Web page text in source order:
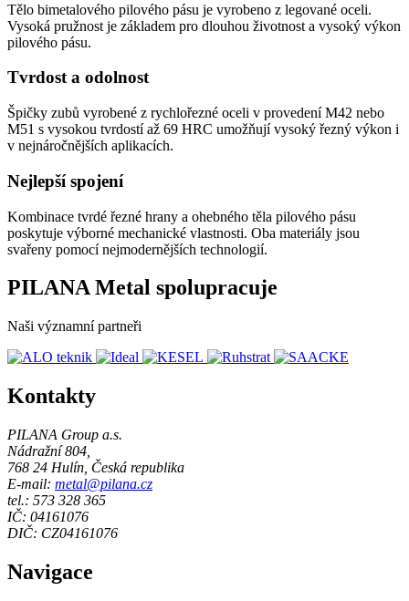
Tělo bimetalového pilového pásu je vyrobeno z legované oceli.
Vysoká pružnost je základem pro dlouhou životnost a vysoký výkon
pilového pásu.
Tvrdost a odolnost
Špičky zubů vyrobené z rychlořezné oceli v provedení M42 nebo
M51 s vysokou tvrdostí až 69 HRC umožňují vysoký řezný výkon i
v nejnáročnějších aplikacích.
Nejlepší spojení
Kombinace tvrdé řezné hrany a ohebného těla pilového pásu
poskytuje výborné mechanické vlastnosti. Oba materiály jsou
svařeny pomocí nejmodernějších technologií.
PILANA Metal spolupracuje
Naši významní partneři
Kontakty
PILANA Group a.s.
Nádražní 804,
768 24 Hulín, Česká republika
E-mail: metal@pilana.cz
tel.: 573 328 365
IČ: 04161076
DIČ: CZ04161076
Navigace